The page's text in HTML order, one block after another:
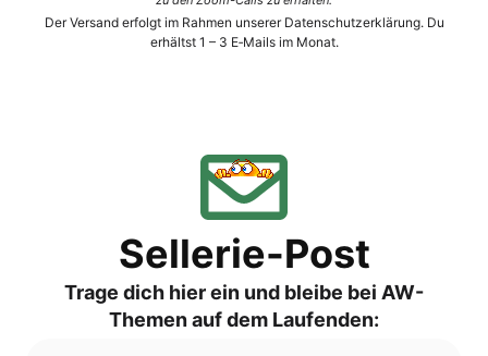
Der Ver­sand erfolgt im Rah­men unse­rer Daten­schutz­er­klä­rung.Du
erhältst 1 – 3 E‑Mails im Monat.
Sellerie-Post
Trage dich hier ein und bleibe bei AW-
Themen auf dem Laufenden: